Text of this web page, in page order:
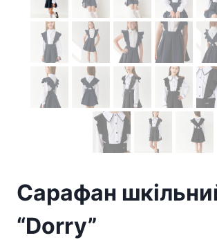
Сарафан
“Dorry”